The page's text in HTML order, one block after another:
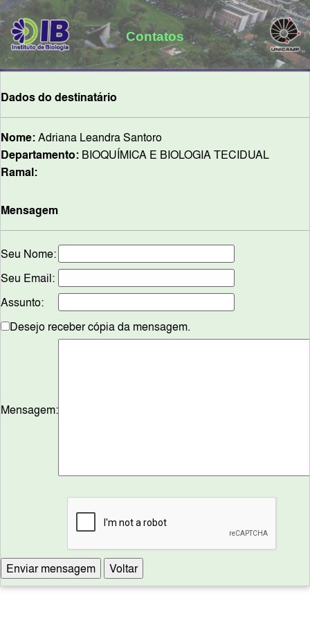
Contatos
Dados do destinatário
Nome:Adriana Leandra Santoro
Departamento: BIOQUÍMICA E BIOLOGIA TECIDUAL
Ramal:
Mensagem
Seu Nome:
Seu Email:
Assunto:
Desejo receber cópia da mensagem.
Mensagem: